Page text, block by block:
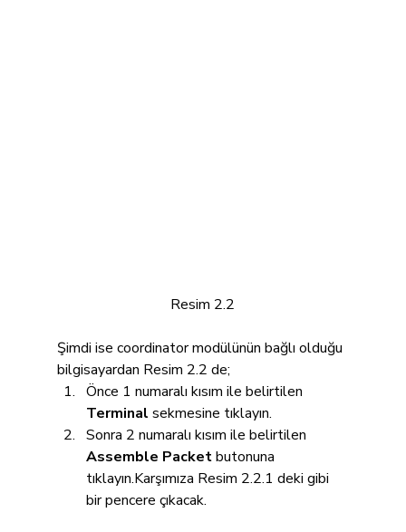
Resim 2.2
Şimdi ise coordinator modülünün bağlı olduğu
bilgisayardan Resim 2.2 de;
Önce 1 numaralı kısım ile belirtilen
Terminal sekmesine tıklayın.
Sonra 2 numaralı kısım ile belirtilen
Assemble Packet butonuna
tıklayın.Karşımıza Resim 2.2.1 deki gibi
bir pencere çıkacak.